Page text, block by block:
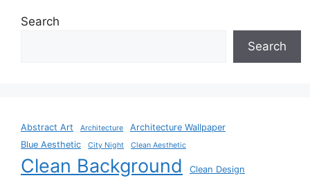
Search
Search
Abstract Art Architecture
Architecture Wallpaper
Blue Aesthetic
City Night Clean Aesthetic
Clean Background Clean Design